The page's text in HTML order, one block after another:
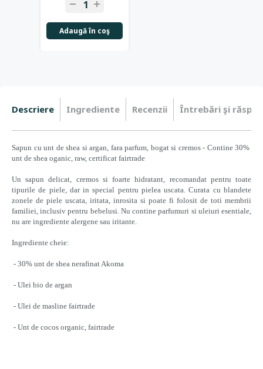
Adaugă în coş
Descriere Ingrediente Recenzii Întrebări şi
Sapun cu unt de shea si argan, fara parfum, bogat si cremos - Contine 30%
unt de shea oganic, raw, certificat fairtrade
Un sapun delicat, cremos si foarte hidratant, recomandat pentru toate
tipurile de piele, dar in special pentru pielea uscata. Curata cu blandete
zonele de piele uscata, iritata, inrosita si poate fi folosit de toti membrii
familiei, inclusiv pentru bebelusi. Nu contine parfumuri si uleiuri esentiale,
nu are ingrediente alergene sau iritante.
Ingrediente cheie:
- 30% unt de shea nerafinat Akoma
- Ulei bio de argan
- Ulei de masline fairtrade
- Unt de cocos organic, fairtrade